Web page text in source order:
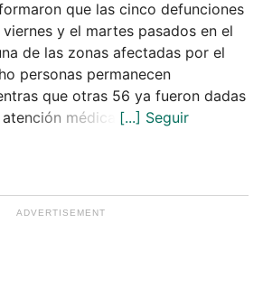
que las cinco defunciones
y el martes pasados en el
de las zonas afectadas por el
personas permanecen
que otras 56 ya fueron dadas
médica.